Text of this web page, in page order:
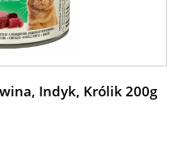
Indyk, Królik 200g